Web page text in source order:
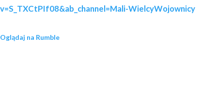
v=S_TXCtPIf08&ab_channel=Mali-WielcyWojownicy
Oglądaj na Rumble